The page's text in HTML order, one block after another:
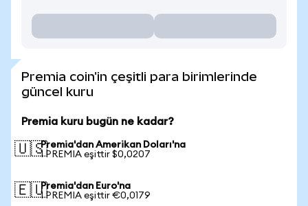
Premia coin'in çeşitli para birimlerinde
güncel kuru
Premia kuru bugün ne kadar?
🇺🇸Premia'dan Amerikan Doları'na
1 PREMIA eşittir $0,0207
🇪🇺Premia'dan Euro'na
1 PREMIA eşittir €0,0179